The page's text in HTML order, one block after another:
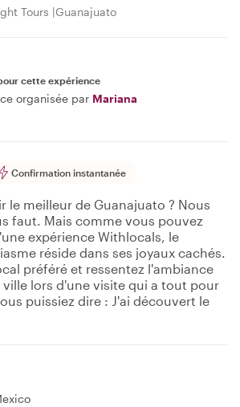
Tours Guanajuato
cette expérience
organisée par Mariana
Confirmation instantanée
le meilleur de Guanajuato ? Nous
faut. Mais comme vous pouvez
expérience Withlocals, le
réside dans ses joyaux cachés.
préféré et ressentez l'ambiance
lors d'une visite qui a tout pour
puissiez dire : J'ai découvert le